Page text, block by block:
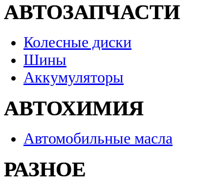
АВТОЗАПЧАСТИ
Колесные диски
Шины
Аккумуляторы
АВТОХИМИЯ
Автомобильные масла
РАЗНОЕ